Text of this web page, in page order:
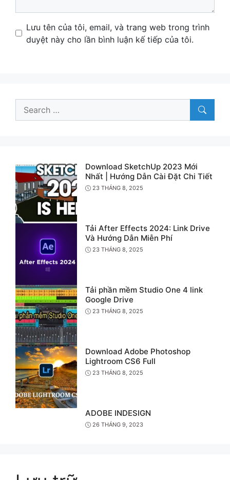
Name
Email
Website
Lưu tên của tôi, email, và trang web trong trình
duyệt này cho lần bình luận kế tiếp của tôi.
Search
Download SketchUp 2023 Mới
Nhất | Hướng Dẫn Cài Đặt Chi Tiết
23 THÁNG 8, 2025
Tải After Effects 2024: Link Drive
Và Hướng Dẫn Miễn Phí
23 THÁNG 8, 2025
Tải phần mềm Studio One 4 link
Google Drive
23 THÁNG 8, 2025
Download Adobe Photoshop
Lightroom CS6 Full
23 THÁNG 8, 2025
ADOBE INDESIGN
26 THÁNG 9, 2023